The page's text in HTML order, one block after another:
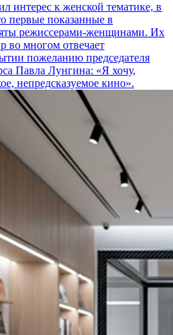
интерес к женской тематике, в
первые показанные в
режиссерами-женщинами. Их
во многом отвечает
пожеланию председателя
Павла Лунгина: «Я хочу,
непредсказуемое кино».